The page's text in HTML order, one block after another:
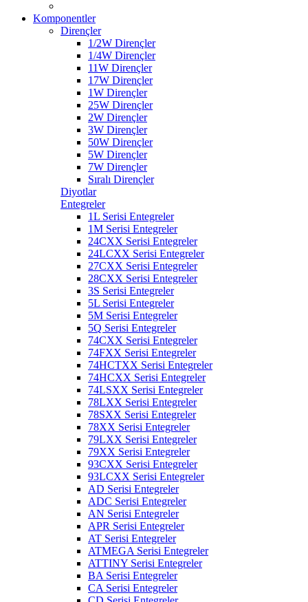
Komponentler
Dirençler
1/2W Dirençler
1/4W Dirençler
11W Dirençler
17W Dirençler
1W Dirençler
25W Dirençler
2W Dirençler
3W Dirençler
50W Dirençler
5W Dirençler
7W Dirençler
Sıralı Dirençler
Diyotlar
Entegreler
1L Serisi Entegreler
1M Serisi Entegreler
24CXX Serisi Entegreler
24LCXX Serisi Entegreler
27CXX Serisi Entegreler
28CXX Serisi Entegreler
3S Serisi Entegreler
5L Serisi Entegreler
5M Serisi Entegreler
5Q Serisi Entegreler
74CXX Serisi Entegreler
74FXX Serisi Entegreler
74HCTXX Serisi Entegreler
74HCXX Serisi Entegreler
74LSXX Serisi Entegreler
78LXX Serisi Entegreler
78SXX Serisi Entegreler
78XX Serisi Entegreler
79LXX Serisi Entegreler
79XX Serisi Entegreler
93CXX Serisi Entegreler
93LCXX Serisi Entegreler
AD Serisi Entegreler
ADC Serisi Entegreler
AN Serisi Entegreler
APR Serisi Entegreler
AT Serisi Entegreler
ATMEGA Serisi Entegreler
ATTINY Serisi Entegreler
BA Serisi Entegreler
CA Serisi Entegreler